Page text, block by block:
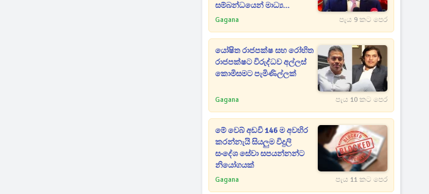
සම්බන්ධයෙන් මාධ්‍ය
ආයතනවලටත් නියෝගයක්
Gagana පැය 9 කට පෙර
යෝෂිත රාජපක්ෂ සහ රෝහිත
රාජපක්ෂට විරුද්ධව අල්ලස්
කොමිසමට පැමිණිල්ලක්
Gagana පැය 10 කට පෙර
මේ වෙබ් අඩවි 146 ම අවහිර
කරන්නැයි සියලුම විදුලි
සංදේශ සේවා සපයන්නන්ට
නියෝගයක්
Gagana පැය 11 කට පෙර